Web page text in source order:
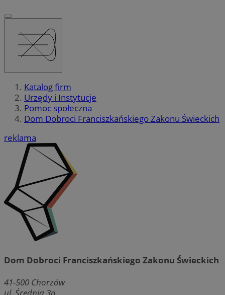
Katalog firm
Urzędy i Instytucje
Pomoc społeczna
Dom Dobroci Franciszkańskiego Zakonu Świeckich
reklama
Dom Dobroci Franciszkańskiego Zakonu Świeckich
41-500 Chorzów